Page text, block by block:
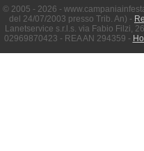
© 2005 - 2026 -
del 24/07/2003 presso Trib. An) -
Lanetservice s.r.l.s. via Fabio Filzi,
02969870423 - REA AN 294359 -